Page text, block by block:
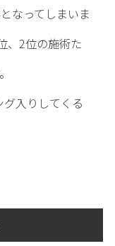
なってしまいま
、2位の施術た
入りしてくる